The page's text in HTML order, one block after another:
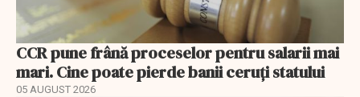
CCR pune frână proceselor pentru salarii mai
mari. Cine poate pierde banii ceruți statului
05 AUGUST 2026